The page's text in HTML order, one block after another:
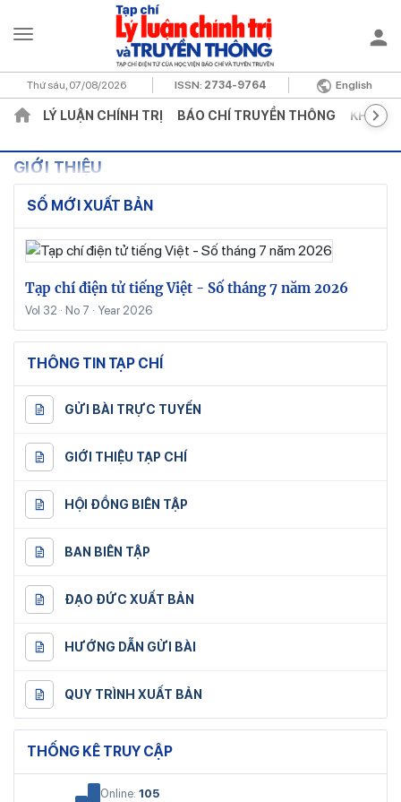
Thứ sáu, 07/08/2026 ISSN: 2734-9764 English
LÝ LUẬN CHÍNH TRỊ BÁO CHÍ TRUYỀN THÔNG KHOA
GIỚI THIỆU
SỐ MỚI XUẤT BẢN
Tạp chí điện tử tiếng Việt - Số tháng 7 năm 2026
Vol 32 · No 7 · Year 2026
THÔNG TIN TẠP CHÍ
GỬI BÀI TRỰC TUYẾN
GIỚI THIỆU TẠP CHÍ
HỘI ĐỒNG BIÊN TẬP
BAN BIÊN TẬP
ĐẠO ĐỨC XUẤT BẢN
HƯỚNG DẪN GỬI BÀI
QUY TRÌNH XUẤT BẢN
THỐNG KÊ TRUY CẬP
Online: 105